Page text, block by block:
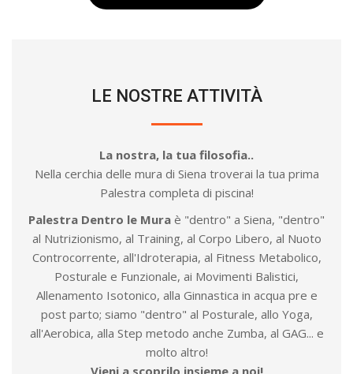
LE NOSTRE ATTIVITÀ
La nostra, la tua filosofia..
Nella cerchia delle mura di Siena troverai la tua prima
Palestra completa di piscina!
Palestra Dentro le Mura è "dentro" a Siena, "dentro"
al Nutrizionismo, al Training, al Corpo Libero, al Nuoto
Controcorrente, all'Idroterapia, al Fitness Metabolico,
Posturale e Funzionale, ai Movimenti Balistici,
Allenamento Isotonico, alla Ginnastica in acqua pre e
post parto; siamo "dentro" al Posturale, allo Yoga,
all'Aerobica, alla Step metodo anche Zumba, al GAG... e
molto altro!
Vieni a scoprilo insieme a noi!